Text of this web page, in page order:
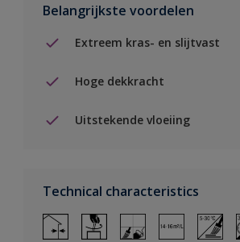
Belangrijkste voordelen
Extreem kras- en slijtvast
Hoge dekkracht
Uitstekende vloeiing
Technical characteristics